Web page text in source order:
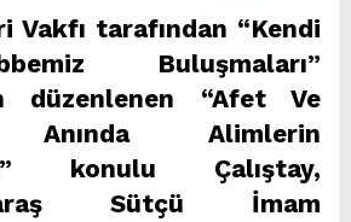
Vakfı tarafından “Kendi
Buluşmaları”
düzenlenen “Afet Ve
Anında Alimlerin
konulu Çalıştay,
Sütçü İmam